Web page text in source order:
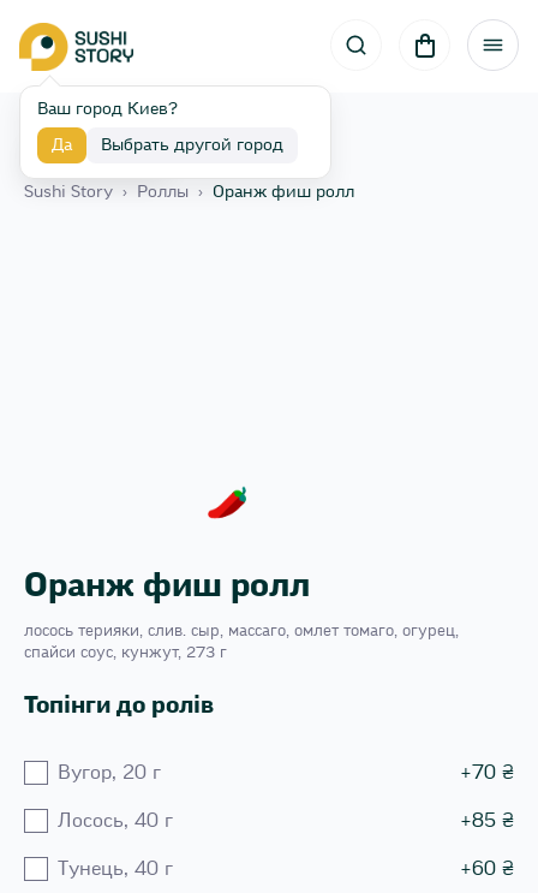
Ваш город Киев?
Да Выбрать другой город
Назад
Sushi Story › Роллы › Оранж фиш ролл
Оранж фиш ролл
лосось терияки, слив. сыр, массаго, омлет томаго, огурец,
спайси соус, кунжут, 273 г
Топінги до ролів
Вугор, 20 г +70 ₴
Лосось, 40 г +85 ₴
Тунець, 40 г +60 ₴